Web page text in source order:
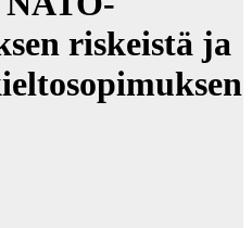
riskeistä ja